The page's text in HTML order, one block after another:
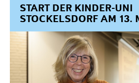
START DER KINDER-UNI
STOCKELSDORF AM 13.